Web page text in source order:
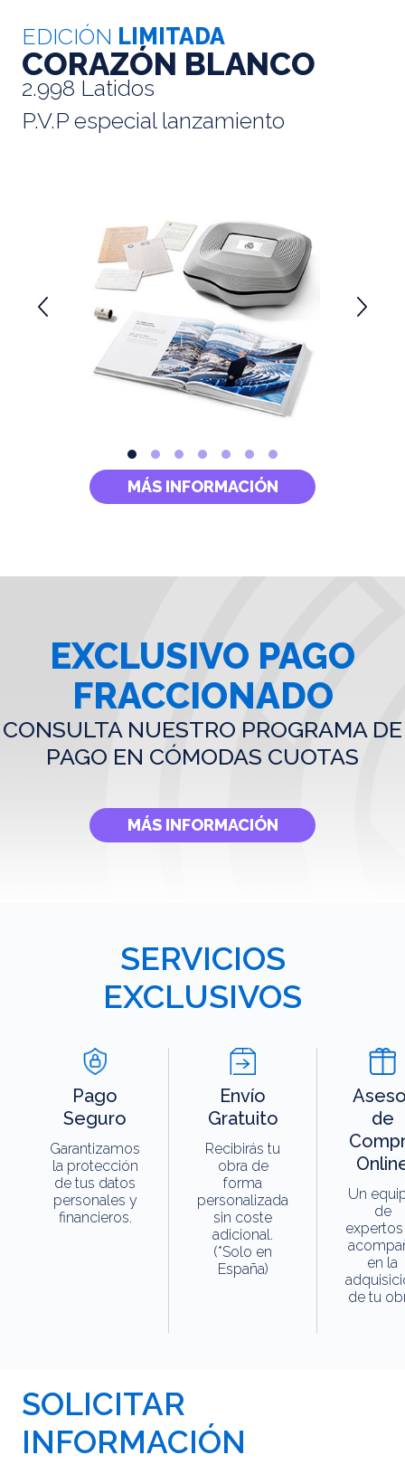
EDICIÓN LIMITADA
CORAZÓN BLANCO
2.998 Latidos
P.V.P especial lanzamiento
MÁS INFORMACIÓN
EXCLUSIVO PAGO
FRACCIONADO
CONSULTA NUESTRO PROGRAMA DE
PAGO EN CÓMODAS CUOTAS
MÁS INFORMACIÓN
SERVICIOS
EXCLUSIVOS
Pago
Seguro
Garantizamos
la protección
de tus datos
personales y
financieros.
Envío
Gratuito
Recibirás tu
obra de
forma
personalizada
sin coste
adicional.
(*Solo en
España)
de
Un
de
en la
de tu
SOLICITAR
INFORMACIÓN